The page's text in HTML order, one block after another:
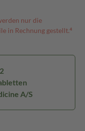
nur die
in Rechnung gestellt.⁴
A/S